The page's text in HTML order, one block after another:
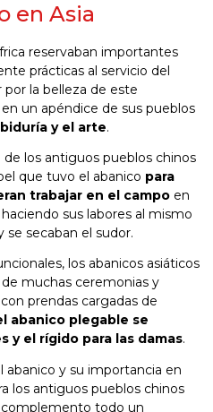
en Asia
reservaban importantes
prácticas al servicio del
por la belleza de este
un apéndice de sus pueblos
y el arte.
los antiguos pueblos chinos
que tuvo el abanico para
trabajar en el campo en
sus labores al mismo
secaban el sudor.
los abanicos asiáticos
muchas ceremonias y
prendas cargadas de
abanico plegable se
y el rígido para las damas.
abanico y su importancia en
los antiguos pueblos chinos
todo un